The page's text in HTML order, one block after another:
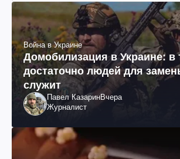
Война в Украине
Домобилизация в Украине: в
достаточно людей для
служит
Павел КазаринВчера
Журналист